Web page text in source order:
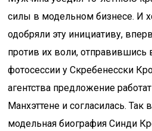
силы в модельном бизнесе. И
одобряли эту инициативу,
против их воли, отправившись
фотосессии у Скребенесски
агентства предложение
Манхэттене и согласилась. Так
модельная биография Синди